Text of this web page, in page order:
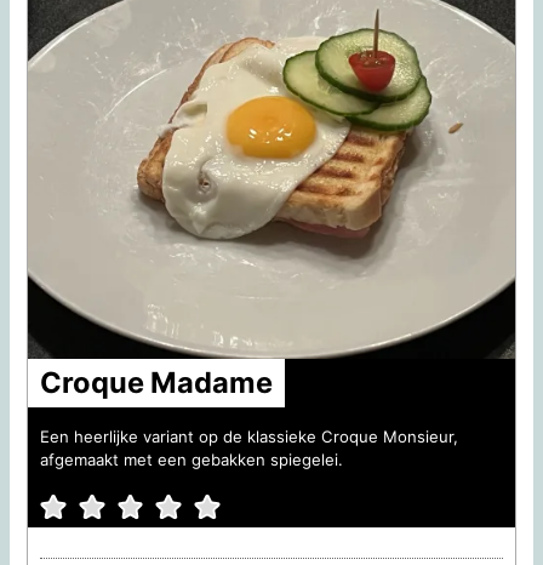
Croque Madame
Een heerlijke variant op de klassieke Croque Monsieur,
afgemaakt met een gebakken spiegelei.